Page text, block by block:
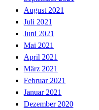
August 2021
Juli 2021
Juni 2021
Mai 2021
April 2021
März 2021
Februar 2021
Januar 2021
Dezember 2020